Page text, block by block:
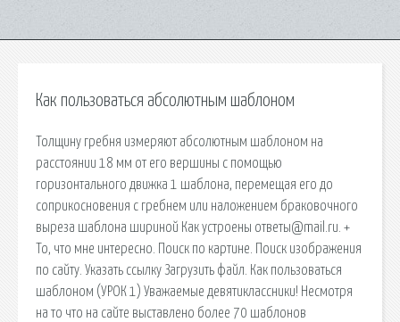
Как пользоваться абсолютным шаблоном
Толщину гребня измеряют абсолютным шаблоном на
расстоянии 18 мм от его вершины с помощью
горизонтального движка 1 шаблона, перемещая его до
соприкосновения с гребнем или наложением браковочного
выреза шаблона шириной Как устроены ответы@mail.ru. +
То, что мне интересно. Поиск по картине. Поиск изображения
по сайту. Указать ссылку Загрузить файл. Как пользоваться
шаблоном (УРОК 1) Уважаемые девятиклассники! Несмотря
на то что на сайте выставлено более 70 шаблонов